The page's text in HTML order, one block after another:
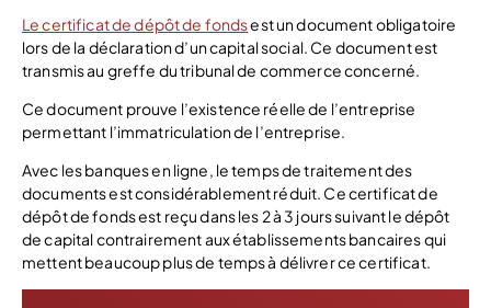
Le certificat de dépôt de fondsest un document obligatoire
lors de la déclaration d’un capital social. Ce document est
transmis au greffe du tribunal de commerce concerné.
Ce document prouve l’existence réelle de l’entreprise
permettant l’immatriculation de l’entreprise.
Avec les banques en ligne, le temps de traitement des
documents est considérablement réduit. Ce certificat de
dépôt de fonds est reçu dans les 2 à 3 jours suivant le dépôt
de capital contrairement aux établissements bancaires qui
mettent beaucoup plus de temps à délivrer ce certificat.